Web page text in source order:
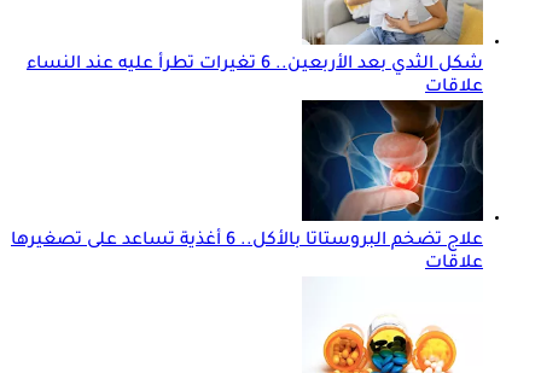
شكل الثدي بعد الأربعين.. 6 تغيرات تطرأ عليه عند النساء
علاقات
علاج تضخم البروستاتا بالأكل.. 6 أغذية تساعد على تصغيرها
علاقات